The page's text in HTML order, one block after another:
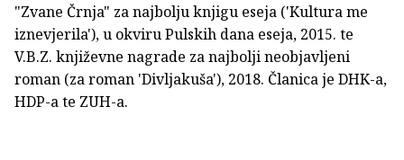
"Zvane Črnja" za najbolju knjigu eseja ('Kultura me
iznevjerila'), u okviru Pulskih dana eseja, 2015. te
V.B.Z. književne nagrade za najbolji neobjavljeni
roman (za roman 'Divljakuša'), 2018. Članica je DHK-a,
HDP-a te ZUH-a.